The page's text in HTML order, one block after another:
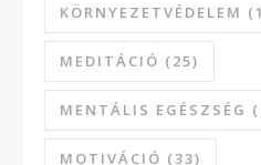
KÖRNYEZETVÉDELEM
MEDITÁCIÓ (25)
MENTÁLIS EGÉSZSÉG
MOTIVÁCIÓ (33)